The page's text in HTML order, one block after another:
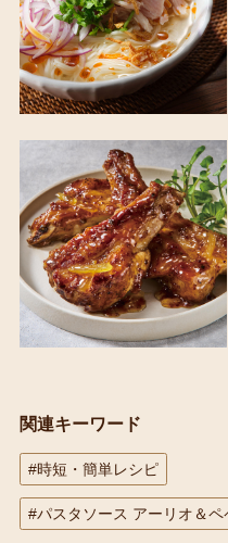
関連キーワード
#時短・簡単レシピ
#パスタソース アーリオ＆ペ